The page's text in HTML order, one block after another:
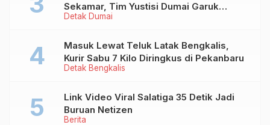
Detak Dumai
Sekamar, Tim Yustisi Dumai Garuk
Puluhan Pasangan Mesum
Detak Bengkalis
Masuk Lewat Teluk Latak Bengkalis,
Kurir Sabu 7 Kilo Diringkus di Pekanbaru
Berita
Link Video Viral Salatiga 35 Detik Jadi
Buruan Netizen